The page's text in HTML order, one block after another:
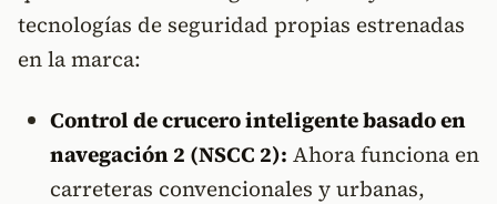
tecnologías de seguridad propias estrenadas
en la marca:
Control de crucero inteligente basado en
navegación 2 (NSCC 2): Ahora funciona en
carreteras convencionales y urbanas,